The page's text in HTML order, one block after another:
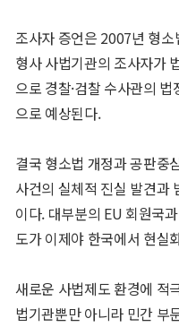
조사자 증언은 2007년 형
형사 사법기관의 조사자가
으로 경찰·검찰 수사관의
으로 예상된다.
결국 형소법 개정과 공판중
사건의 실체적 진실 발견과
이다. 대부분의 EU 회원국
도가 이제야 한국에서 현실
새로운 사법제도 환경에 적
법기관뿐만 아니라 민간 부